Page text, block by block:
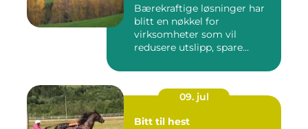
Bærekraftige løsninger har
blitt en nøkkel for
virksomheter som vil
redusere utslipp, spare
09. jul
Bitt til hest